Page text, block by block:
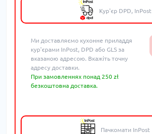
Кур'єр DPD, InPost
Ми доставляємо кухонне приладдя
кур'єрами InPost, DPD або GLS за
вказаною адресою. Вкажіть точну
адресу доставки.
При замовленнях понад 250 zł
безкоштовна доставка.
Пачкомати InPost